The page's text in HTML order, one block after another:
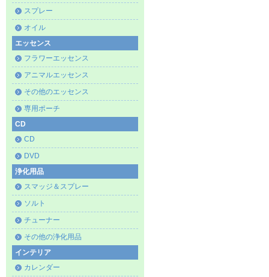
スプレー
オイル
エッセンス
フラワーエッセンス
アニマルエッセンス
その他のエッセンス
専用ポーチ
CD
CD
DVD
浄化用品
スマッジ＆スプレー
ソルト
チューナー
その他の浄化用品
インテリア
カレンダー